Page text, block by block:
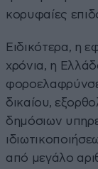
κορυφαίες
Ειδικότερα, η
χρόνια, η
δικαίου,
δημόσιων
από μεγάλο